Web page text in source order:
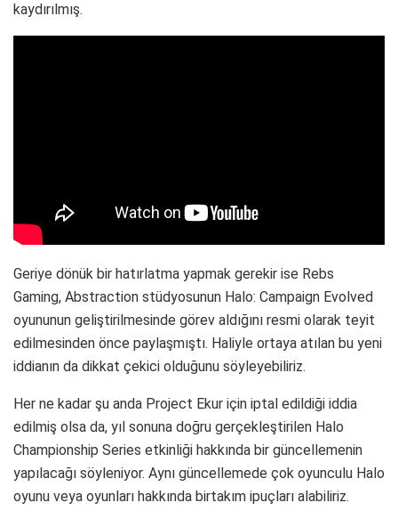
kaydırılmış.
Geriye dönük bir hatırlatma yapmak gerekir ise Rebs
Gaming, Abstraction stüdyosunun Halo: Campaign Evolved
oyununun geliştirilmesinde görev aldığını resmi olarak teyit
edilmesinden önce paylaşmıştı. Haliyle ortaya atılan bu yeni
iddianın da dikkat çekici olduğunu söyleyebiliriz.
Her ne kadar şu anda Project Ekur için iptal edildiği iddia
edilmiş olsa da, yıl sonuna doğru gerçekleştirilen Halo
Championship Series etkinliği hakkında bir güncellemenin
yapılacağı söyleniyor. Aynı güncellemede çok oyunculu Halo
oyunu veya oyunları hakkında birtakım ipuçları alabiliriz.